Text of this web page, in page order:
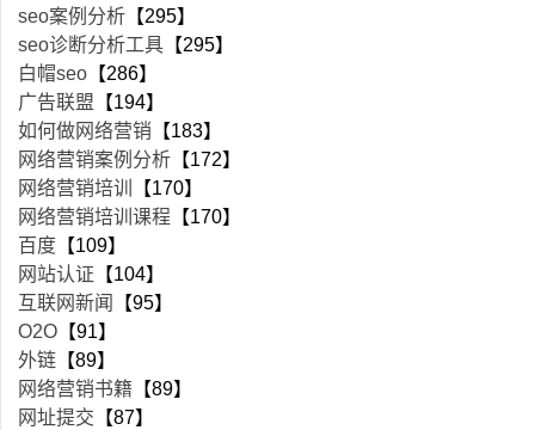
seo案例分析 【295】
seo诊断分析工具 【295】
白帽seo 【286】
广告联盟 【194】
如何做网络营销 【183】
网络营销案例分析 【172】
网络营销培训
【170】
网络营销培训课程 【170】
百度 【109】
网站认证 【104】
互联网新闻
【95】
O2O 【91】
外链 【89】
网络营销书籍 【89】
网址提交 【87】